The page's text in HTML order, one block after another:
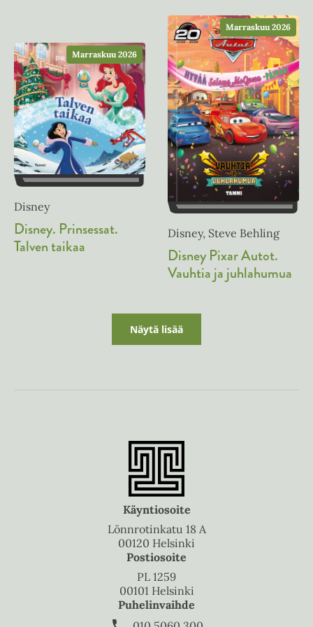
e
n
e
e
n
Marraskuu 2026
Disney
Disney. Prinsessat.
Talven taikaa
Marraskuu 2026
Disney, Steve Behling
Disney Pixar Autot.
Vauhtia ja juhlahumua
Näytä lisää
Käyntiosoite
Lönnrotinkatu 18 A
00120 Helsinki
Postiosoite
PL 1259
00101 Helsinki
Puhelinvaihde